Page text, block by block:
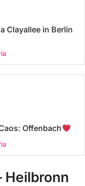
Clayallee in Berlin
Offenbach
Heilbronn